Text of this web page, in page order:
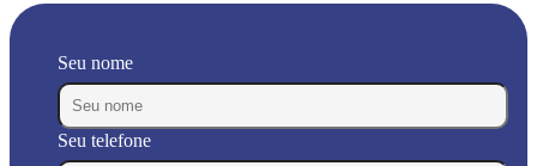
Seu nome
Seu telefone